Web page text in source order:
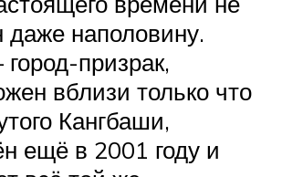
даже наполовину.
призрак,
вблизи только что
Кангбаши,
ещё в 2001 году и